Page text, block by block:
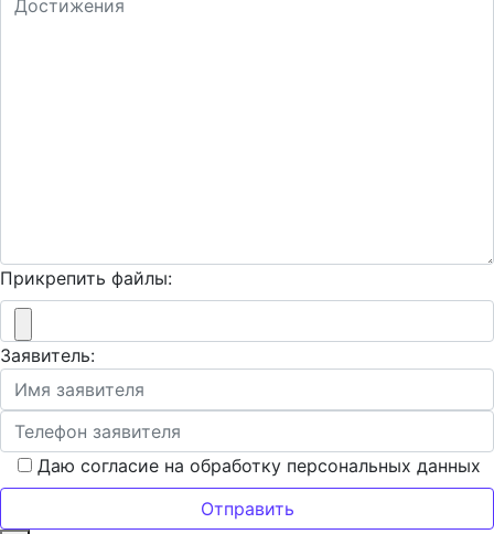
Прикрепить файлы:
Заявитель:
Даю согласие на обработку персональных данных